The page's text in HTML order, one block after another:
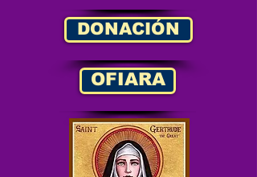
DONACIÓN
OFIARA